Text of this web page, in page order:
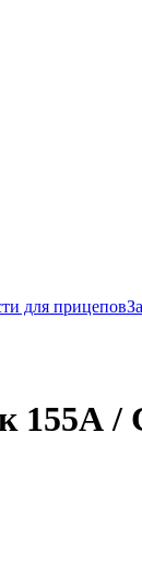
для прицепов
155А /